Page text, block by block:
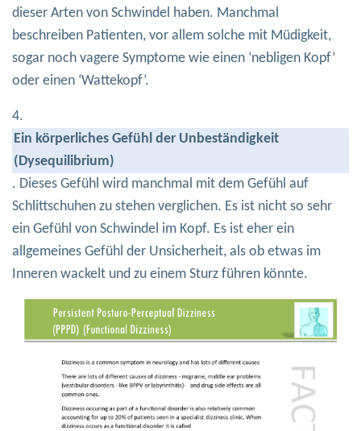
dieser Arten von Schwindel haben. Manchmal
beschreiben Patienten, vor allem solche mit Müdigkeit,
sogar noch vagere Symptome wie einen ‘nebligen Kopf’
oder einen ‘Wattekopf’.
4.
Ein körperliches Gefühl der Unbeständigkeit
(Dysequilibrium)
. Dieses Gefühl wird manchmal mit dem Gefühl auf
Schlittschuhen zu stehen verglichen. Es ist nicht so sehr
ein Gefühl von Schwindel im Kopf. Es ist eher ein
allgemeines Gefühl der Unsicherheit, als ob etwas im
Inneren wackelt und zu einem Sturz führen könnte.